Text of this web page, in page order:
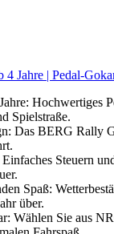
Jahre | Pedal-
Hochwertiges
Spielstraße.
Das BERG Rally
Steuern
Spaß:
über.
Wählen Sie aus